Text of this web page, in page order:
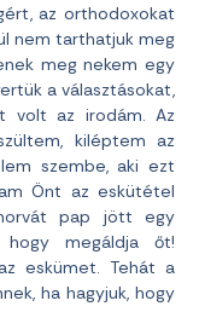
az orthodoxokat
nem tarthatjuk meg
meg nekem egy
a választásokat,
volt az irodám. Az
kiléptem az
szembe, aki ezt
Önt az eskütétel
pap jött egy
hogy megáldja őt!
eskümet. Tehát a
ha hagyjuk, hogy